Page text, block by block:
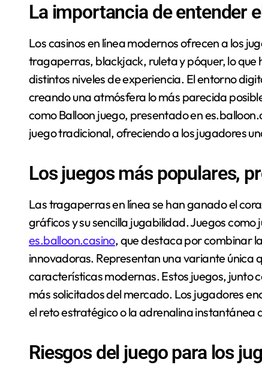
La importancia de entender
Los casinos en línea modernos ofrecen a los
tragaperras, blackjack, ruleta y póquer, lo que
distintos niveles de experiencia. El entorno
creando una atmósfera lo más parecida
como Balloon juego, presentado en
juego tradicional, ofreciendo a los jugadores
Los juegos más populares,
Las tragaperras en línea se han ganado el
gráficos y su sencilla jugabilidad. Juegos
es.balloon.casino, que destaca por combinar
innovadoras. Representan una variante única
características modernas. Estos juegos, junto
más solicitados del mercado. Los jugadores
el reto estratégico o la adrenalina instantánea
Riesgos del juego para los